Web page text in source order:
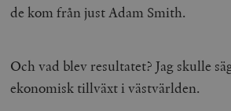
de kom från just Adam Smith.
Och vad blev resultatet? Jag skulle
ekonomisk tillväxt i västvärlden.